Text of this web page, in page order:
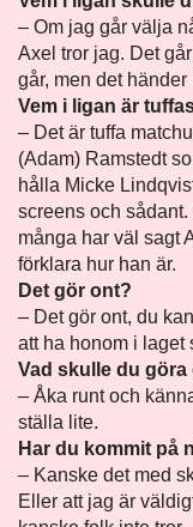
– Om jag går välja
Axel tror jag. Det
går, men det händer
Vem i ligan är
– Det är tuffa
(Adam) Ramstedt
hålla Micke
screens och
många har väl sagt
förklara hur han är.
Det gör ont?
– Det gör ont, du
att ha honom i laget
Vad skulle du
– Åka runt och
ställa lite.
Har du kommit på
– Kanske det med
Eller att jag är